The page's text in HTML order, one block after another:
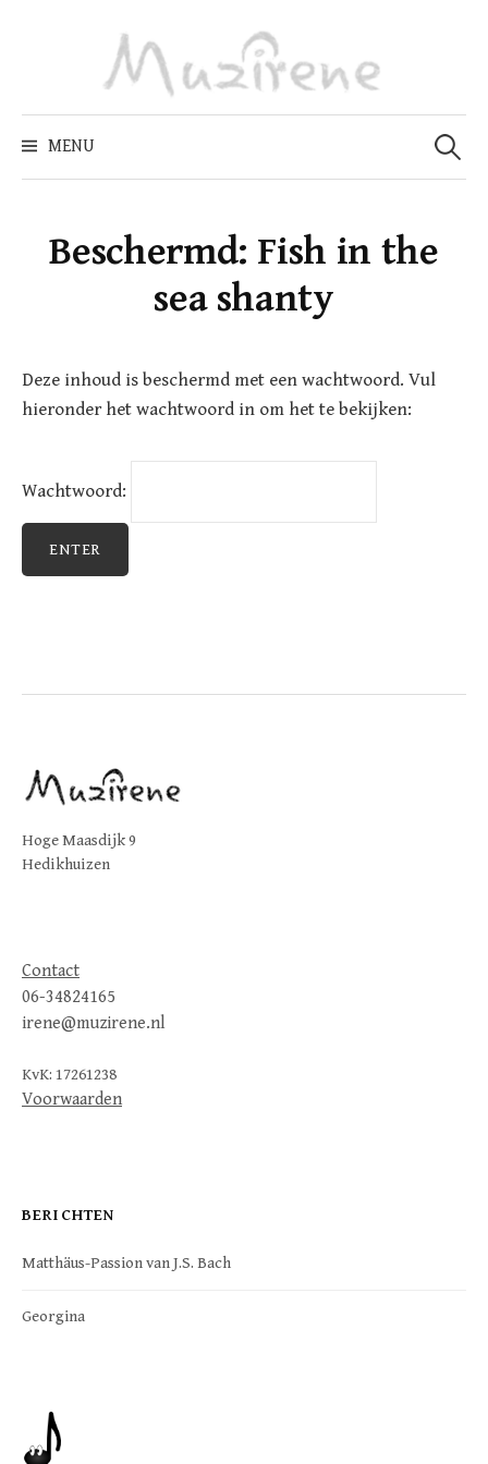
MENU
Zoeken
naar:
Beschermd: Fish in the
sea shanty
Deze inhoud is beschermd met een wachtwoord. Vul
hieronder het wachtwoord in om het te bekijken:
Wachtwoord:
Hoge Maasdijk 9
Hedikhuizen
Contact
06-34824165
irene@muzirene.nl
KvK: 17261238
Voorwaarden
BERICHTEN
Matthäus-Passion van J.S. Bach
Georgina